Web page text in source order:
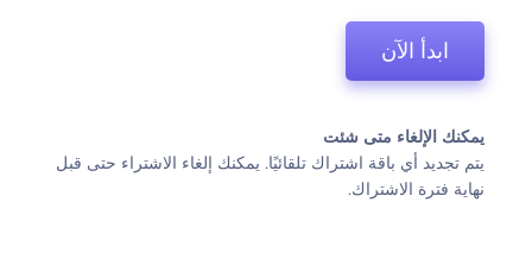
ابدأ الآن
يمكنك الإلغاء متى شئت
يتم تجديد أي باقة اشتراك تلقائيًا. يمكنك إلغاء الاشتراء حتى قبل
نهاية فترة الاشتراك.